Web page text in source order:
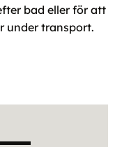
bad eller för att
under transport.